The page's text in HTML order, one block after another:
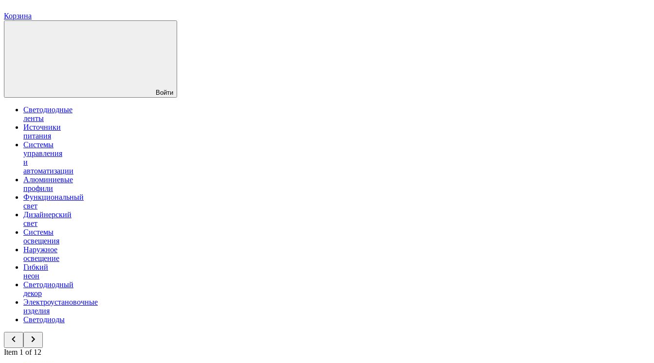
Корзина
Войти
Светодиодные
ленты
Источники
питания
Системы
управления
и
автоматизации
Алюминиевые
профили
Функциональный
свет
Дизайнерский
свет
Системы
освещения
Наружное
освещение
Гибкий
неон
Светодиодный
декор
Электроустановочные
изделия
Светодиоды
Item 1 of 12